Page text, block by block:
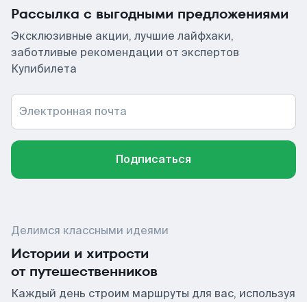
Рассылка с выгодными предложениями
Эксклюзивные акции, лучшие лайфхаки,
заботливые рекомендации от экспертов
Купибилета
Электронная почта
Подписаться
Делимся классными идеями
Истории и хитрости
от путешественников
Каждый день строим маршруты для вас, используя